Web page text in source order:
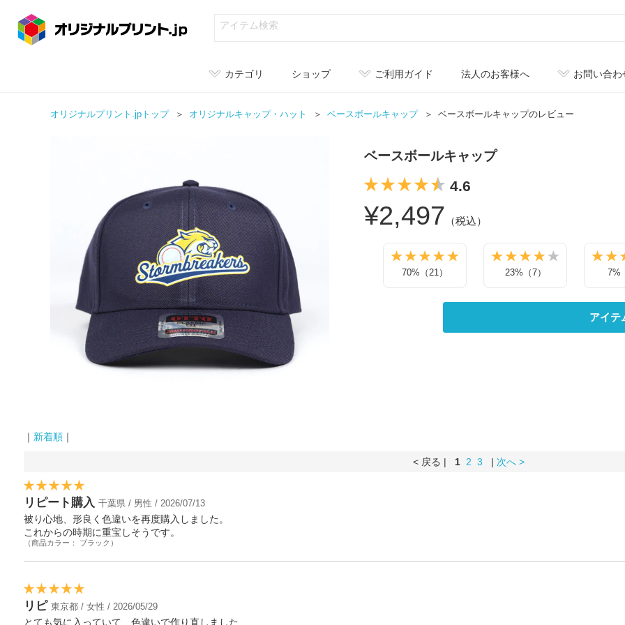
カテゴリ ショップ ご利用ガイド 法人のお客様へ お問い合わ
オリジナルプリント.jpトップ オリジナルキャップ・ハット ベースボールキャップ ベースボールキャップのレビュー
ベースボールキャップ
4.6
¥2,497 （税込）
70%（21） 23%（7） 7%
アイテ
｜ 新着順｜
< 戻る | 1 2 3 | 次へ >
リピート購入 千葉県 / 男性 / 2026/07/13
被り心地、形良く色違いを再度購入しました。
これからの時期に重宝しそうです。
（商品カラー： ブラック）
リピ 東京都 / 女性 / 2026/05/29
とても気に入っていて、色違いで作り直しました